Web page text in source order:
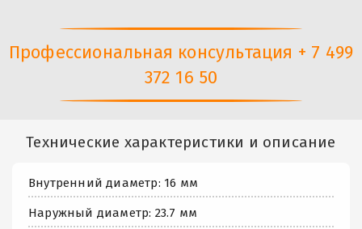
Профессиональная консультация + 7 499
372 16 50
Технические характеристики и описание
Внутренний диаметр: 16 мм
Наружный диаметр: 23.7 мм